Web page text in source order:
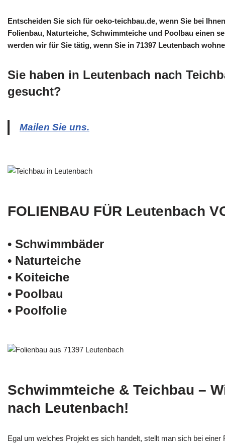
Entscheiden Sie sich für oeko-teichbau.de, wenn Sie bei
Folienbau, Naturteiche, Schwimmteiche und Poolbau einen
werden wir für Sie tätig, wenn Sie in 71397 Leutenbach
Sie haben in Leutenbach nach
gesucht?
Mailen Sie uns.
FOLIENBAU FÜR Leutenbach
• Schwimm­bäder
• Naturteiche
• Koiteiche
• Poolbau
• Poolfolie
Schwimmteiche & Teichbau –
nach Leutenbach!
Egal um welches Projekt es sich handelt, stellt man sich bei einer